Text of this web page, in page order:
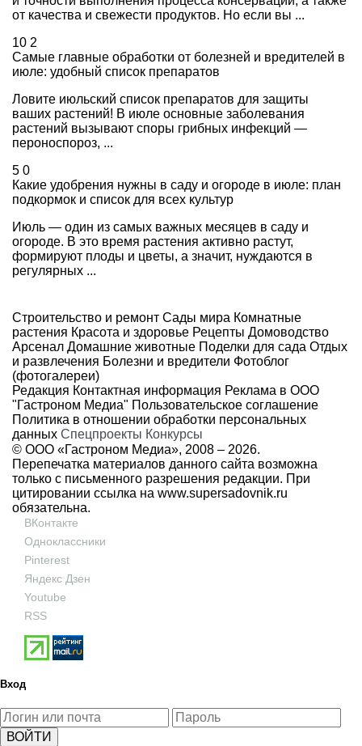
от качества и свежести продуктов. Но если вы ...
10 2
Самые главные обработки от болезней и вредителей в
июле: удобный список препаратов
Ловите июльский список препаратов для защиты
ваших растений! В июле основные заболевания
растений вызывают споры грибных инфекций —
пероноспороз, ...
5 0
Какие удобрения нужны в саду и огороде в июле: план
подкормок и список для всех культур
Июль — один из самых важных месяцев в саду и
огороде. В это время растения активно растут,
формируют плоды и цветы, а значит, нуждаются в
регулярных ...
Строительство и ремонт Сады мира Комнатные
растения Красота и здоровье Рецепты Домоводство
Арсенал Домашние животные Поделки для сада Отдых
и развлечения Болезни и вредители Фотоблог
(фотогалереи)
Редакция Контактная информация Реклама в ООО
"Гастроном Медиа" Пользовательское соглашение
Политика в отношении обработки персональных
данных Спецпроекты Конкурсы
© ООО «Гастроном Медиа», 2008 – 2026.
Перепечатка материалов данного сайта возможна
только с письменного разрешения редакции. При
цитировании ссылка на www.supersadovnik.ru
обязательна.
ВКонтакте
Одноклассники
Pinterest
Яндекс Дзен
Youtube
RSS
Вход